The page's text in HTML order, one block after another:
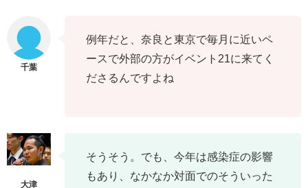
例年だと、奈良と東京で毎月に近いペ
ースで外部の方がイベント21に来てく
ださるんですよね
そうそう。でも、今年は感染症の影響
もあり、なかなか対面でのそういった